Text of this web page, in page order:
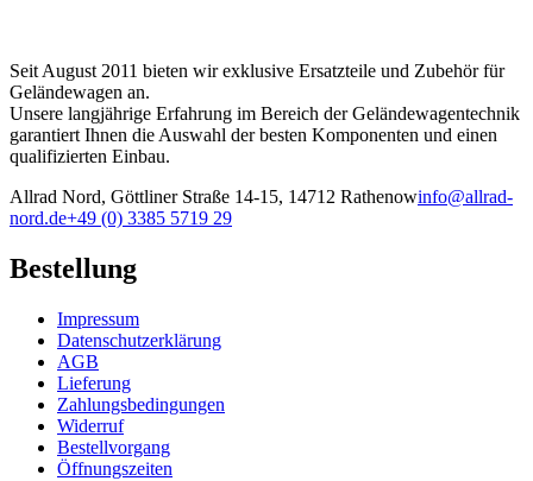
Seit August 2011 bieten wir exklusive Ersatzteile und Zubehör für
Geländewagen an.
Unsere langjährige Erfahrung im Bereich der Geländewagentechnik
garantiert Ihnen die Auswahl der besten Komponenten und einen
qualifizierten Einbau.
Allrad Nord, Göttliner Straße 14-15, 14712 Rathenowinfo@allrad-
nord.de+49 (0) 3385 5719 29
Bestellung
Impressum
Datenschutzerklärung
AGB
Lieferung
Zahlungsbedingungen
Widerruf
Bestellvorgang
Öffnungszeiten